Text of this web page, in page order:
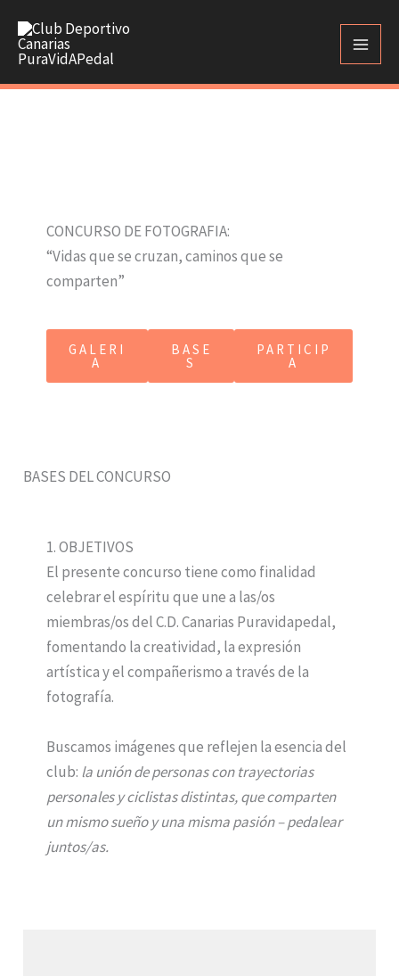
contenido
CONCURSO DE FOTOGRAFIA:
“Vidas que se cruzan, caminos que se
comparten”
GALERI
A
BASE
S
PARTICIP
A
BASES DEL CONCURSO
1. OBJETIVOS
El presente concurso tiene como finalidad
celebrar el espíritu que une a las/os
miembras/os del C.D. Canarias Puravidapedal,
fomentando la creatividad, la expresión
artística y el compañerismo a través de la
fotografía.
Buscamos imágenes que reflejen la esencia del
club: la unión de personas con trayectorias
personales y ciclistas distintas, que comparten
un mismo sueño y una misma pasión – pedalear
juntos/as.